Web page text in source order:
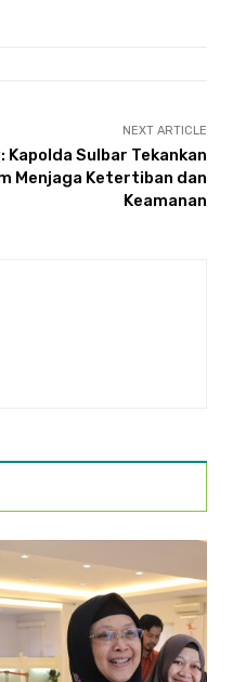
NEXT ARTICLE
Kapolda Sulbar Tekankan
Menjaga Ketertiban dan
Keamanan